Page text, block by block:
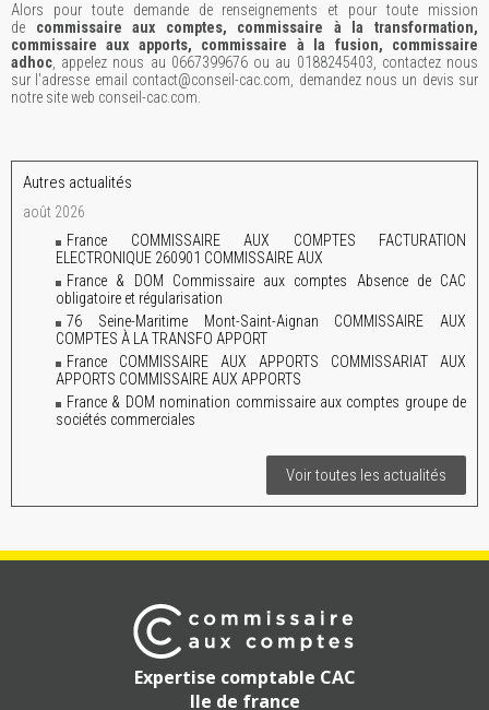
Alors pour toute demande de renseignements et pour toute mission
de commissaire aux comptes, commissaire à la transformation,
commissaire aux apports, commissaire à la fusion, commissaire
adhoc , appelez nous au 0667399676 ou au 0188245403, contactez nous
sur l'adresse email contact@conseil-cac.com, demandez nous un devis sur
notre site web conseil-cac.com.
Autres actualités
août 2026
France COMMISSAIRE AUX COMPTES FACTURATION
ELECTRONIQUE 260901 COMMISSAIRE AUX
France & DOM Commissaire aux comptes Absence de CAC
obligatoire et régularisation
76 Seine-Maritime Mont-Saint-Aignan COMMISSAIRE AUX
COMPTES À LA TRANSFO APPORT
France COMMISSAIRE AUX APPORTS COMMISSARIAT AUX
APPORTS COMMISSAIRE AUX APPORTS
France & DOM nomination commissaire aux comptes groupe de
sociétés commerciales
Voir toutes les actualités
Expertise comptable CAC
Ile de france